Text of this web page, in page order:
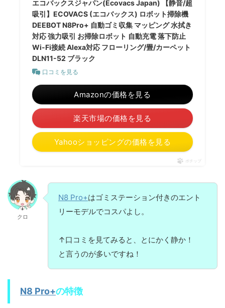
エコバックスジャパン(Ecovacs Japan) 【静音/超
吸引】ECOVACS (エコバックス) ロボット掃除機
DEEBOT N8Pro+ 自動ゴミ収集 マッピング 水拭き
対応 強力吸引 お掃除ロボット 自動充電 落下防止
Wi-Fi接続 Alexa対応 フローリング/畳/カーペット
DLN11-52 ブラック
口コミを見る
Amazonの価格を見る
楽天市場の価格を見る
Yahooショッピングの価格を見る
ポチップ
クロ
N8 Pro+はゴミステーション付きのエント
リーモデルでコスパよし。
↑口コミを見てみると、とにかく静か！
と言うのが多いですね！
N8 Pro+の特徴